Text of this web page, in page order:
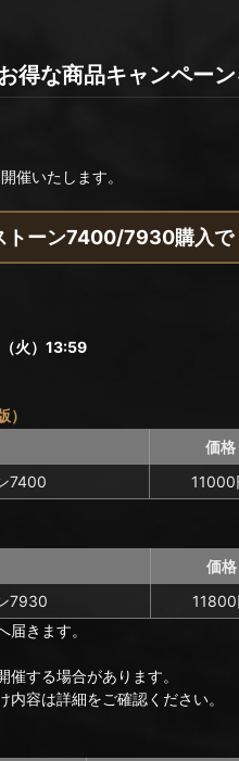
得な商品キャンペーン
催いたします。
トーン7400/7930購入で
火）13:59
価格
7400
11000
価格
7930
11800
きます。
する場合があります。
容は詳細をご確認ください。